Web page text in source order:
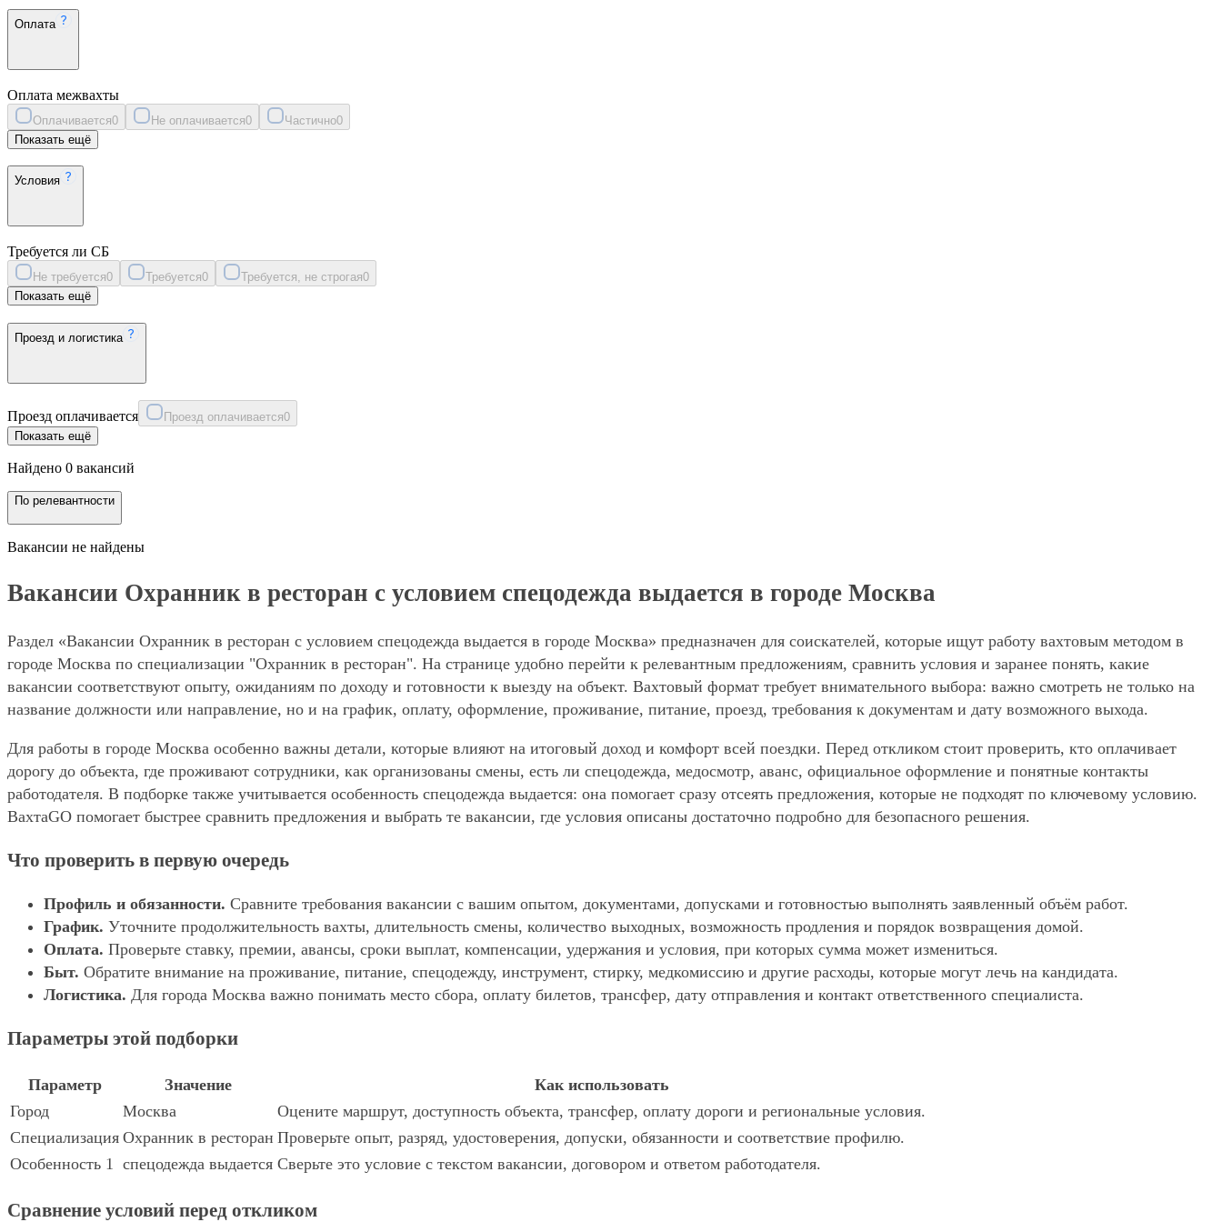
Оплата
Оплата межвахты
Оплачивается0 Не оплачивается0 Частично0
Показать ещё
Условия
Требуется ли СБ
Не требуется0 Требуется0 Требуется, не строгая0
Показать ещё
Проезд и логистика
Проезд оплачивается Проезд оплачивается0
Показать ещё
Найдено 0 вакансий
По релевантности
Вакансии не найдены
Вакансии Охранник в ресторан с условием спецодежда выдается в городе Москва
Раздел «Вакансии Охранник в ресторан с условием спецодежда выдается в городе Москва» предназначен для соискателей, которые ищут работу вахтовым методом в
городе Москва по специализации "Охранник в ресторан". На странице удобно перейти к релевантным предложениям, сравнить условия и заранее понять, какие
вакансии соответствуют опыту, ожиданиям по доходу и готовности к выезду на объект. Вахтовый формат требует внимательного выбора: важно смотреть не только на
название должности или направление, но и на график, оплату, оформление, проживание, питание, проезд, требования к документам и дату возможного выхода.
Для работы в городе Москва особенно важны детали, которые влияют на итоговый доход и комфорт всей поездки. Перед откликом стоит проверить, кто оплачивает
дорогу до объекта, где проживают сотрудники, как организованы смены, есть ли спецодежда, медосмотр, аванс, официальное оформление и понятные контакты
работодателя. В подборке также учитывается особенность спецодежда выдается: она помогает сразу отсеять предложения, которые не подходят по ключевому условию.
ВахтаGO помогает быстрее сравнить предложения и выбрать те вакансии, где условия описаны достаточно подробно для безопасного решения.
Что проверить в первую очередь
Профиль и обязанности. Сравните требования вакансии с вашим опытом, документами, допусками и готовностью выполнять заявленный объём работ.
График. Уточните продолжительность вахты, длительность смены, количество выходных, возможность продления и порядок возвращения домой.
Оплата. Проверьте ставку, премии, авансы, сроки выплат, компенсации, удержания и условия, при которых сумма может измениться.
Быт. Обратите внимание на проживание, питание, спецодежду, инструмент, стирку, медкомиссию и другие расходы, которые могут лечь на кандидата.
Логистика. Для города Москва важно понимать место сбора, оплату билетов, трансфер, дату отправления и контакт ответственного специалиста.
Параметры этой подборки
Параметр Значение
Как использовать
Город
Москва
Оцените маршрут, доступность объекта, трансфер, оплату дороги и региональные условия.
Специализация Охранник в ресторан Проверьте опыт, разряд, удостоверения, допуски, обязанности и соответствие профилю.
Особенность 1 спецодежда выдается Сверьте это условие с текстом вакансии, договором и ответом работодателя.
Сравнение условий перед откликом